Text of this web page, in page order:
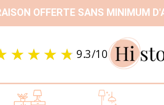
OFFERTE SANS MINIMUM
9.3/10